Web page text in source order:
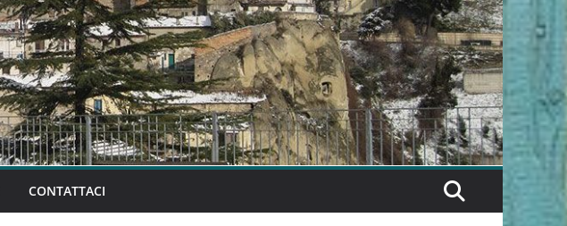
CONTATTACI